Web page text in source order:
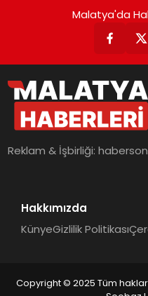
Malatya'da
Reklam & İşbirliği:
Hakkımızda
KünyeGizlilik Politikası
Copyright © 2025 Tüm hakları